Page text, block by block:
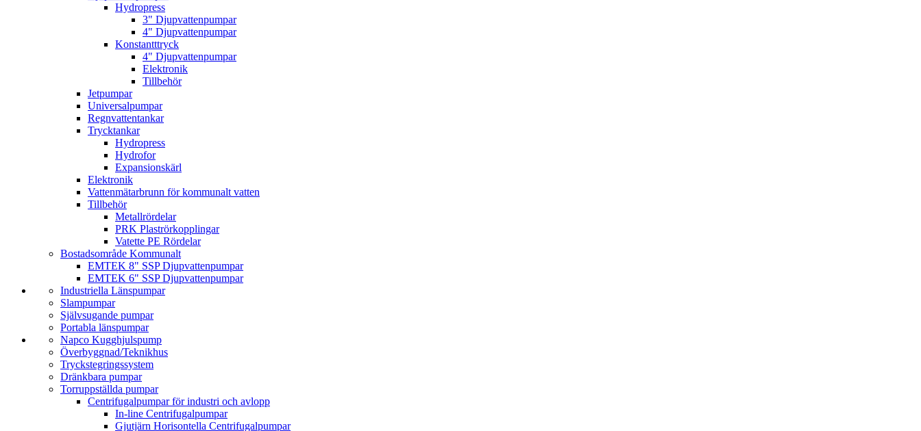
Hydropress
3" Djupvatten­­pumpar
4" Djupvatten­pumpar
Konstantttryck
4" Djupvattenpumpar
Elektronik
Tillbehör
Jetpumpar
Universalpumpar
Regnvattentankar
Trycktankar
Hydropress
Hydrofor
Expansionskärl
Elektronik
Vattenmätarbrunn för kommunalt vatten
Tillbehör
Metallrördelar
PRK Plaströrkopplingar
Vatette PE Rördelar
Bostadsområde Kommunalt
EMTEK 8" SSP Djupvattenpumpar
EMTEK 6" SSP Djupvattenpumpar
Industriella Länspumpar
Slampumpar
Självsugande pumpar
Portabla länspumpar
Napco Kugghjulspump
Överbyggnad/­Teknikhus
Tryckstegrings­system
Dränkbara pumpar
Torrupp­ställda pumpar
Centrifugalpumpar för industri och avlopp
In-line Centrifugalpumpar
Gjutjärn Horisontella Centrifugalpumpar